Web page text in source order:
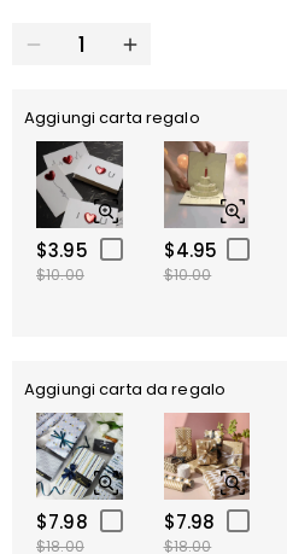
Aggiungi carta regalo
$3.95
$10.00
$4.95
$10.00
Aggiungi carta da regalo
$7.98
$18.00
$7.98
$18.00